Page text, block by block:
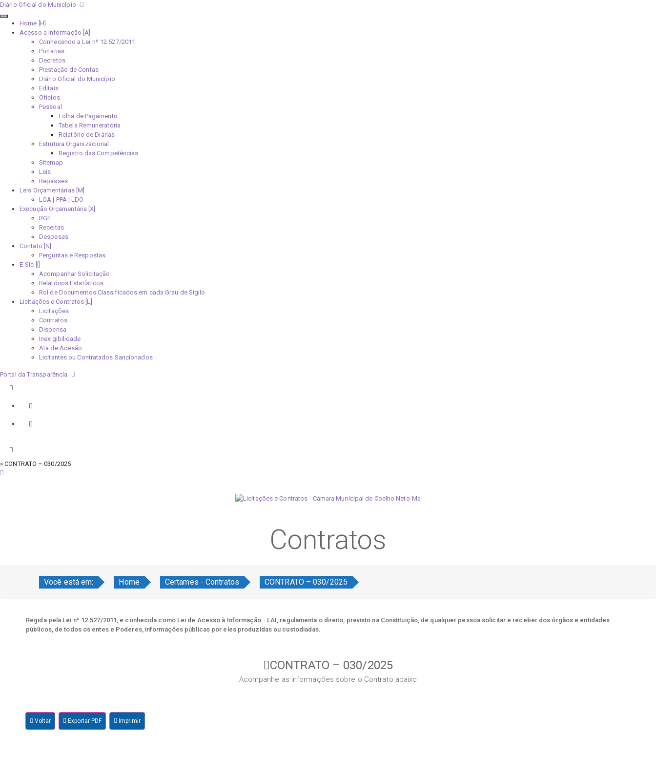
Diário Oficial do Município
Home [H]
Acesso a Informação [A]
Conhecendo a Lei nº 12.527/2011
Portarias
Decretos
Prestação de Contas
Diário Oficial do Município
Editais
Ofícios
Pessoal
Folha de Pagamento
Tabela Remuneratória
Relatório de Diárias
Estrutura Organizacional
Registro das Competências
Sitemap
Leis
Repasses
Leis Orçamentárias [M]
LOA | PPA | LDO
Execução Orçamentária [X]
RGF
Receitas
Despesas
Contato [N]
Perguntas e Respostas
E-Sic [I]
Acompanhar Solicitação
Relatórios Estatísticos
Rol de Documentos Classificados em cada Grau de Sigilo
Licitações e Contratos [L]
Licitações
Contratos
Dispensa
Inexigibilidade
Ata de Adesão
Licitantes ou Contratados Sancionados
Portal da Transparência
» CONTRATO – 030/2025
Contratos
Você está em: Home Certames - Contratos CONTRATO – 030/2025
Regida pela Lei nº 12.527/2011, e conhecida como Lei de Acesso à Informação - LAI, regulamenta o direito, previsto na Constituição, de qualquer pessoa solicitar e receber dos órgãos e entidades
públicos, de todos os entes e Poderes, informações públicas por eles produzidas ou custodiadas.
CONTRATO – 030/2025
Acompanhe as informações sobre o Contrato abaixo
Voltar Exportar PDF Imprimir